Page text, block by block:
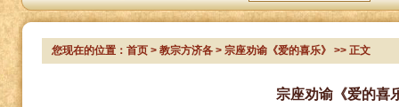
您现在的位置：首页 >教宗方济各 > 宗座劝谕《爱的喜乐》 >> 正文
宗座劝谕《爱的喜